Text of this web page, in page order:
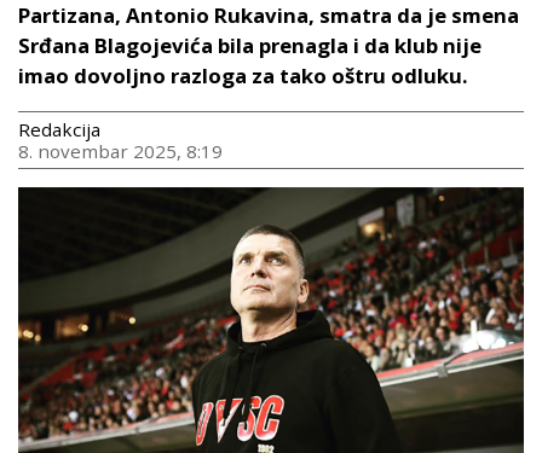
Partizana, Antonio Rukavina, smatra da je smena
Srđana Blagojevića bila prenagla i da klub nije
imao dovoljno razloga za tako oštru odluku.
Redakcija
8. novembar 2025, 8:19